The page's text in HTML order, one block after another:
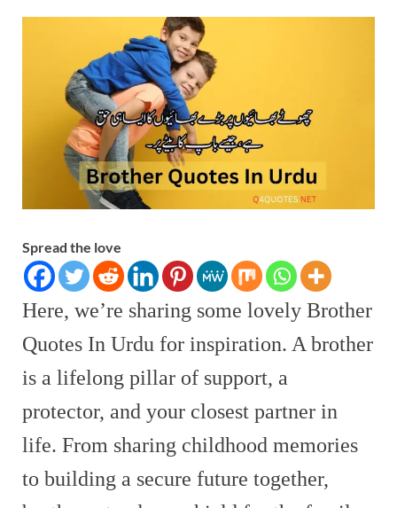
Spread the love
Here, we’re sharing some lovely Brother
Quotes In Urdu for inspiration. A brother
is a lifelong pillar of support, a
protector, and your closest partner in
life. From sharing childhood memories
to building a secure future together,